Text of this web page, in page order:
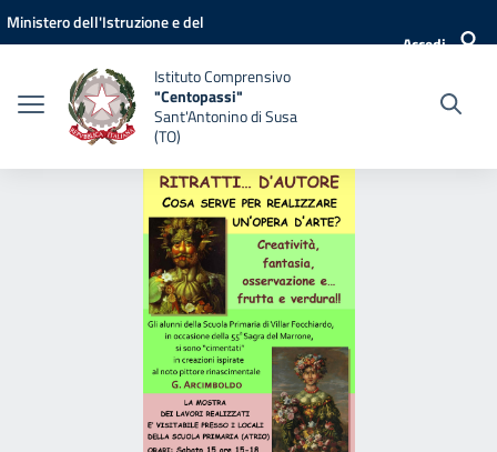
Vai ai contenuti
Vai al menu di navigazione
Vai al footer
Ministero dell'Istruzione e del
Accedi
Istituto Comprensivo
"Centopassi"
Sant'Antonino di Susa
(TO)